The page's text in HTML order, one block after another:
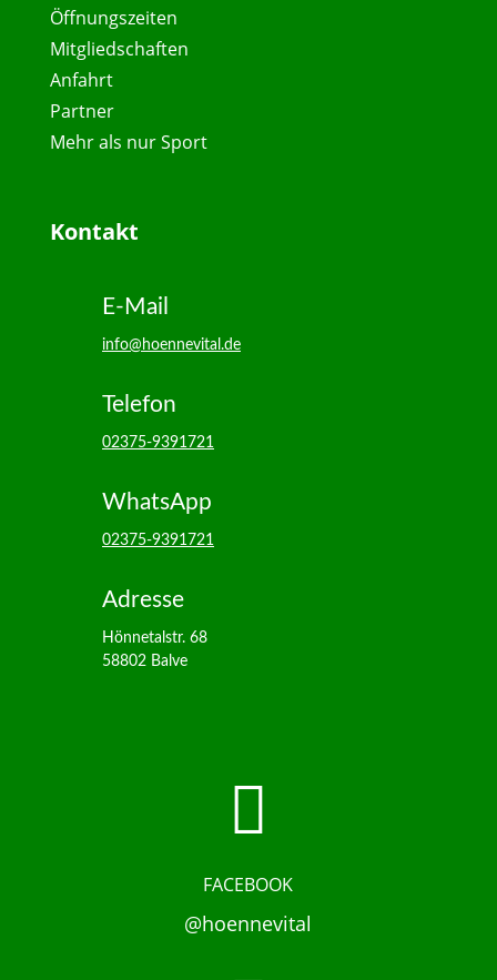
Öffnungszeiten
Mitgliedschaften
Anfahrt
Partner
Mehr als nur Sport
Kontakt
E-Mail
info@hoennevital.de
Telefon
02375-9391721
WhatsApp
02375-9391721
Adresse
Hönnetalstr. 68
58802 Balve

FACEBOOK
@hoennevital